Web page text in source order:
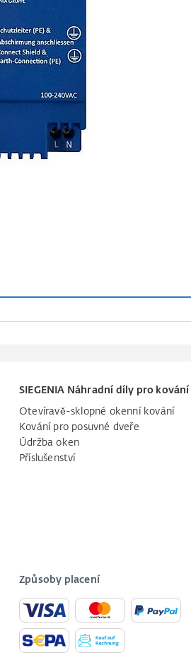
SIEGENIA Náhradní díly pro kování
Otevíravě-sklopné okenní kování
Kování pro posuvné dveře
Údržba oken
Příslušenství
Způsoby placení